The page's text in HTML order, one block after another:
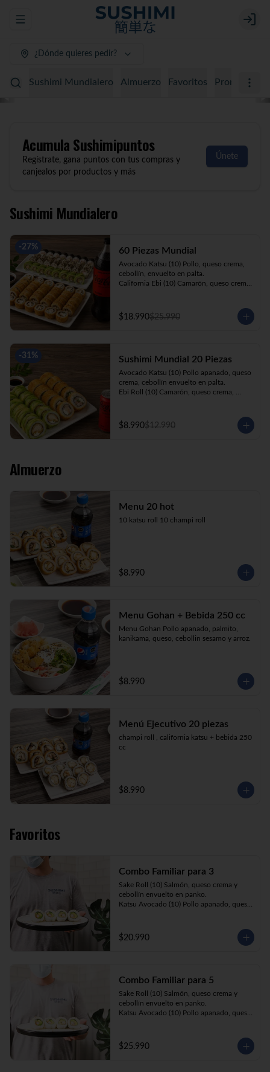
Abrir menu de navegación Login
¿Dónde quieres pedir?
Sushimi Mundialero Almuerzo Favoritos Promociones
AcumulaSushimipuntos
Regístrate, gana puntos con tus compras y
canjealos por productos y más
Únete
Sushimi Mundialero
-27% 60 Piezas Mundial
Avocado Katsu (10) Pollo, queso crema,
cebollín, envuelto en palta.
California Ebi (10) Camarón, queso crema,
crema, cebollín, envuelto en sésamo.
Katsu Roll (10) Pollo apanado, queso
Kani Maki (10) Kanikama, palta, envuelto
en nori.
+ Bebida 1.5lt.
$18.990$25.990
-31% Sushimi Mundial 20 Piezas
Avocado Katsu (10) Pollo apanado, queso
crema, cebollín envuelto en palta.
Ebi Roll (10) Camarón, queso crema,
$8.990$12.990
Almuerzo
Menu 20 hot
10 katsu roll 10 champi roll
$8.990
Menu Gohan + Bebida 250 cc
Menu Gohan Pollo apanado, palmito,
kanikama, queso, cebollin sesamo y arroz.
$8.990
Menú Ejecutivo 20 piezas
champi roll , california katsu + bebida 250
cc
$8.990
Favoritos
Combo Familiar para 3
Sake Roll (10) Salmón, queso crema y
cebollín envuelto en panko.
Katsu Avocado (10) Pollo apanado, queso
y palta envuelta en sésamo o ciboulette.
Gyosas a elección (5u) + Bebida 1.5lt a
**Imagen Referencial**
$20.990
Combo Familiar para 5
Sake Roll (10) Salmón, queso crema y
cebollín envuelto en panko.
Katsu Avocado (10) Pollo apanado, queso
cebollín, envuelto en ciboulette o sesamo.
Tempura ebi avocado (10) Camarón
$25.990